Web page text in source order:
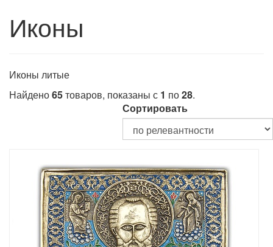
Иконы
Иконы литые
Найдено65товаров, показаны с 1 по28.
Сортировать